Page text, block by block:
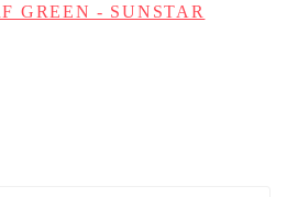
GREEN - SUNSTAR